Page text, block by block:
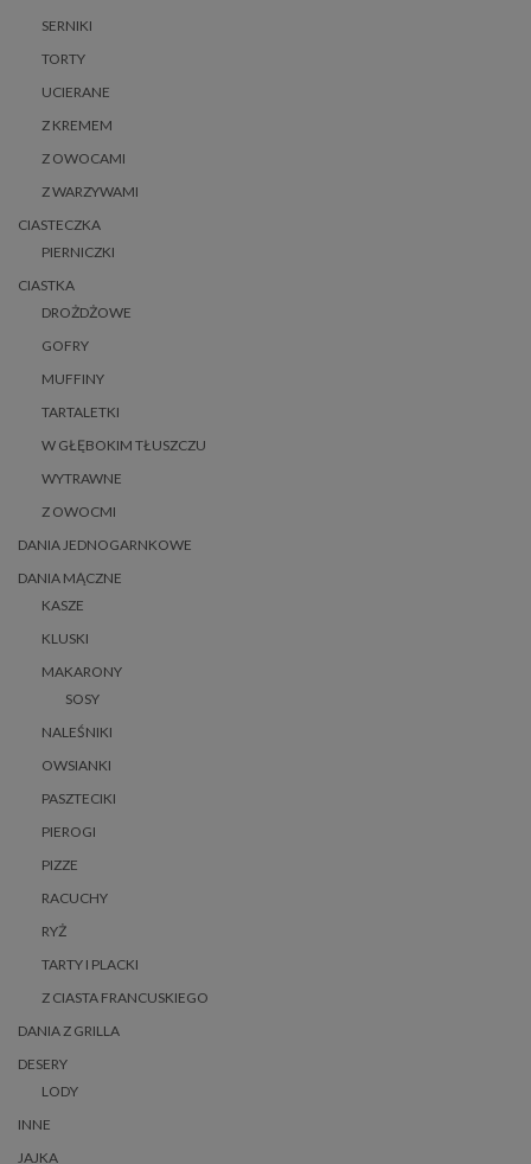
SERNIKI
TORTY
UCIERANE
Z KREMEM
Z OWOCAMI
Z WARZYWAMI
CIASTECZKA
PIERNICZKI
CIASTKA
DROŻDŻOWE
GOFRY
MUFFINY
TARTALETKI
W GŁĘBOKIM TŁUSZCZU
WYTRAWNE
Z OWOCMI
DANIA JEDNOGARNKOWE
DANIA MĄCZNE
KASZE
KLUSKI
MAKARONY
SOSY
NALEŚNIKI
OWSIANKI
PASZTECIKI
PIEROGI
PIZZE
RACUCHY
RYŻ
TARTY I PLACKI
Z CIASTA FRANCUSKIEGO
DANIA Z GRILLA
DESERY
LODY
INNE
JAJKA